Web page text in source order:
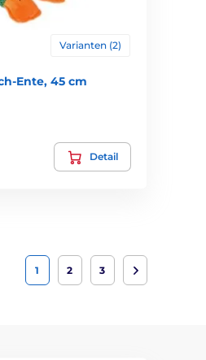
Varianten (2)
Ente, 45 cm
Detail
1 2 3